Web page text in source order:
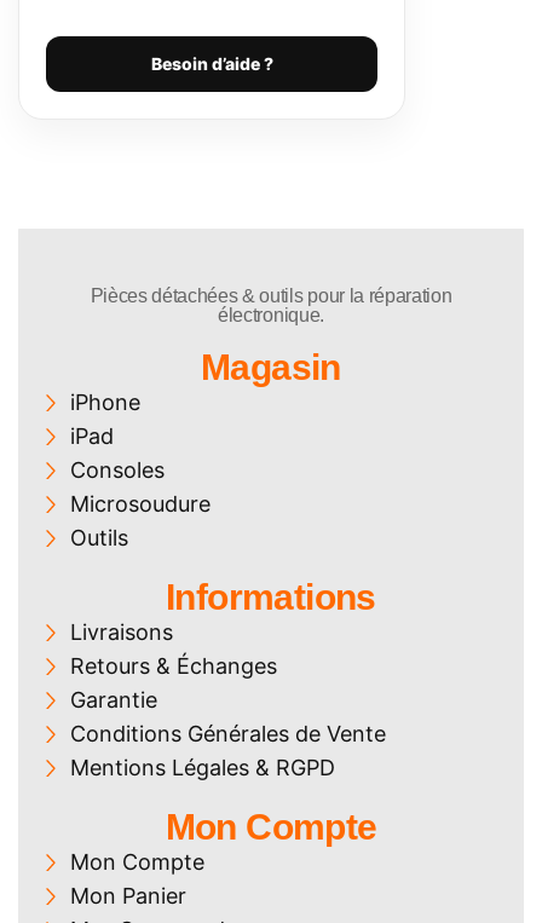
Besoin d’aide ?
Pièces détachées & outils pour la réparation
électronique.
Magasin
iPhone
iPad
Consoles
Microsoudure
Outils
Informations
Livraisons
Retours & Échanges
Garantie
Conditions Générales de Vente
Mentions Légales & RGPD
Mon Compte
Mon Compte
Mon Panier